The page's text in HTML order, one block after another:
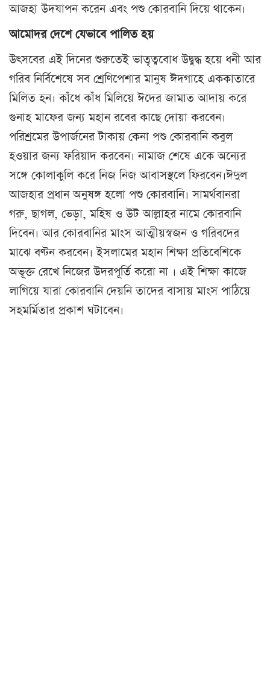
আজহা উদযাপন করেন এবং পশু কোরবানি দিয়ে থাকেন।
আমােদর দেশে যেভাবে পালিত হয়
উৎসবের এই দিনের শুরুতেই ভাতৃত্ববোধ উদ্বুদ্ধ হয়ে ধনী আর
গরিব নির্বিশেষে সব শ্রেণিপেশার মানুষ ঈদগাহে এককাতারে
মিলিত হন। কাঁধে কাঁধ মিলিয়ে ঈদের জামাত আদায় করে
গুনাহ মাফের জন্য মহান রবের কাছে দোয়া করবেন।
পরিশ্রমের উপার্জনের টাকায় কেনা পশু কোরবানি কবুল
হওয়ার জন্য ফরিয়াদ করবেন। নামাজ শেষে একে অন্যের
সঙ্গে কোলাকুলি করে নিজ নিজ আবাসস্থলে ফিরবেন।ঈদুল
আজহার প্রধান অনুষঙ্গ হলো পশু কোরবানি। সামর্থবানরা
গরু, ছাগল, ভেড়া, মহিষ ও উট আল্লাহর নামে কোরবানি
দিবেন। আর কোরবানির মাংস আত্মীয়স্বজন ও গরিবদের
মাঝে বণ্টন করবেন। ইসলামের মহান শিক্ষা প্রতিবেশিকে
অভূক্ত রেখে নিজের উদরপূর্তি করো না । এই শিক্ষা কাজে
লাগিয়ে যারা কোরবানি দেয়নি তাদের বাসায় মাংস পাঠিয়ে
সহমর্মিতার প্রকাশ ঘটাবেন।